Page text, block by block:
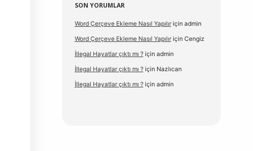
SON YORUMLAR
Word Çerçeve Ekleme Nasıl Yapılıriçin admin
Word Çerçeve Ekleme Nasıl Yapılıriçin Cengiz
İllegal Hayatlar çıktı mı ?için admin
İllegal Hayatlar çıktı mı ?için Nazlıcan
İllegal Hayatlar çıktı mı ?için admin